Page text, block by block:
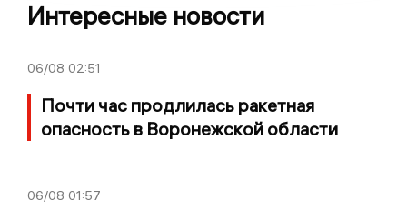
Интересные новости
06/08 02:51
Почти час продлилась ракетная
опасность в Воронежской области
06/08 01:57